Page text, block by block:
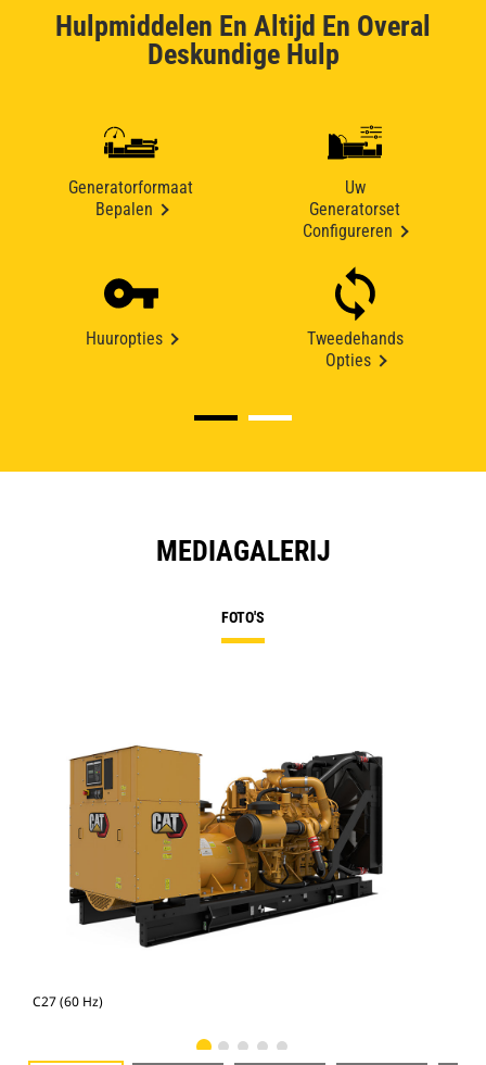
Hulpmiddelen En Altijd En Overal
Deskundige Hulp
Generatorformaat
Bepalen
Uw
Generatorset
Configureren
Huuropties
Tweedehands
Opties
MEDIAGALERIJ
FOTO'S
C27 (60 Hz)